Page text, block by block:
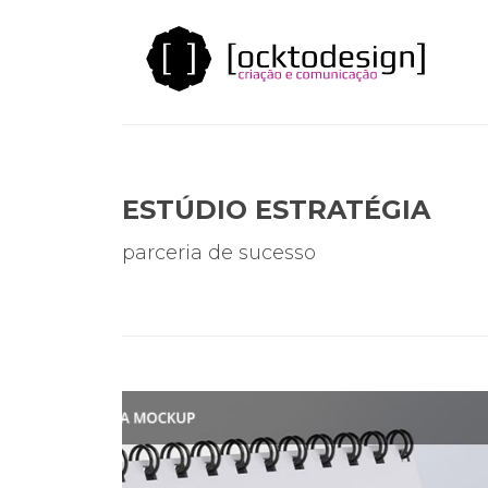
ESTÚDIO ESTRATÉGIA
parceria de sucesso